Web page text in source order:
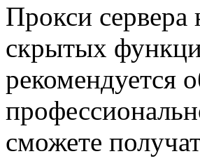
Прокси
скрытых
рекомендуется
сможете